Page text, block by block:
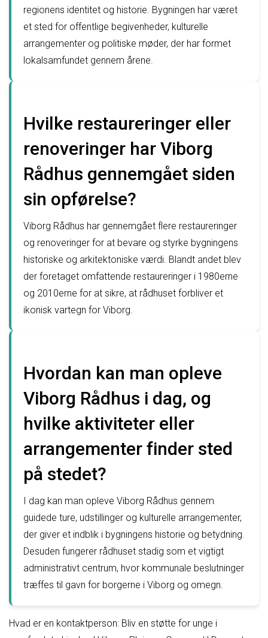
regionens identitet og historie. Bygningen har været
et sted for offentlige begivenheder, kulturelle
arrangementer og politiske møder, der har formet
lokalsamfundet gennem årene.
Hvilke restaureringer eller
renoveringer har Viborg
Rådhus gennemgået siden
sin opførelse?
Viborg Rådhus har gennemgået flere restaureringer
og renoveringer for at bevare og styrke bygningens
historiske og arkitektoniske værdi. Blandt andet blev
der foretaget omfattende restaureringer i 1980erne
og 2010erne for at sikre, at rådhuset forbliver et
ikonisk vartegn for Viborg.
Hvordan kan man opleve
Viborg Rådhus i dag, og
hvilke aktiviteter eller
arrangementer finder sted
på stedet?
I dag kan man opleve Viborg Rådhus gennem
guidede ture, udstillinger og kulturelle arrangementer,
der giver et indblik i bygningens historie og betydning.
Desuden fungerer rådhuset stadig som et vigtigt
administrativt centrum, hvor kommunale beslutninger
træffes til gavn for borgerne i Viborg og omegn.
Hvad er en kontaktperson: Bliv en støtte for unge i